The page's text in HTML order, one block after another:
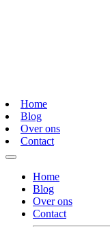
Home
Blog
Over ons
Contact
Home
Blog
Over ons
Contact